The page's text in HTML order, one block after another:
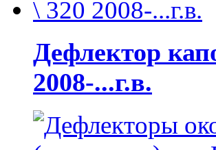
Дефлектор
2008-...г.в.